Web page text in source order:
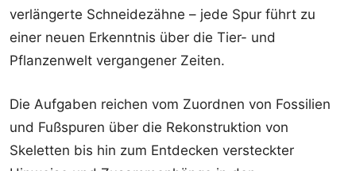
verlängerte Schneidezähne – jede Spur führt zu
einer neuen Erkenntnis über die Tier- und
Pflanzenwelt vergangener Zeiten.
Die Aufgaben reichen vom Zuordnen von Fossilien
und Fußspuren über die Rekonstruktion von
Skeletten bis hin zum Entdecken versteckter